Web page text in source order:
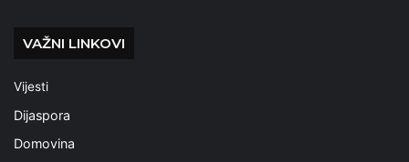
VAŽNI LINKOVI
Vijesti
Dijaspora
Domovina